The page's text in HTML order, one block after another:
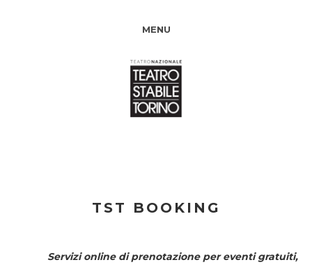
MENU
TST BOOKING
Servizi online di prenotazione per eventi gratuiti,